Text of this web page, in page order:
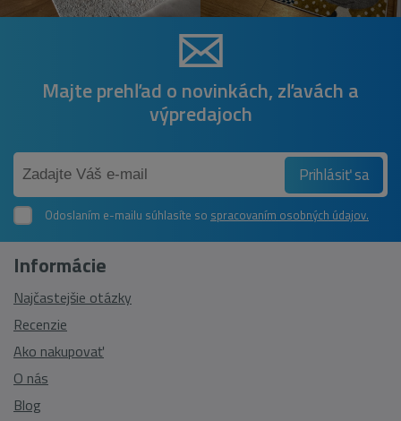
Majte prehľad o novinkách, zľavách a
výpredajoch
Prihlásiť sa
Odoslaním e-mailu súhlasíte so spracovaním osobných údajov.
Informácie
Najčastejšie otázky
Recenzie
Ako nakupovať
O nás
Blog